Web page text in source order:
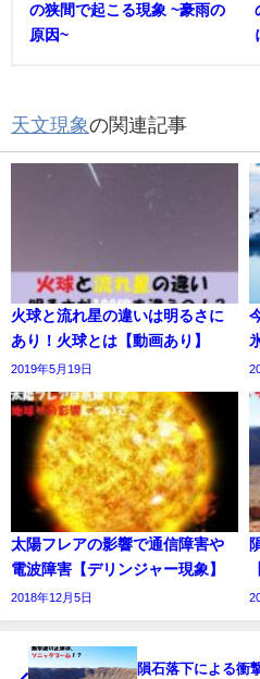
の狭間で起こる現象 ~豪雨の
原因~
天文現象の関連記事
火球と流れ星の違いは明るさに
あり！火球とは【動画あり】
2019年5月19日
太陽フレアの影響で通信障害や
電波障害【デリンジャー現象】
2018年12月5日
隕石落下による衝